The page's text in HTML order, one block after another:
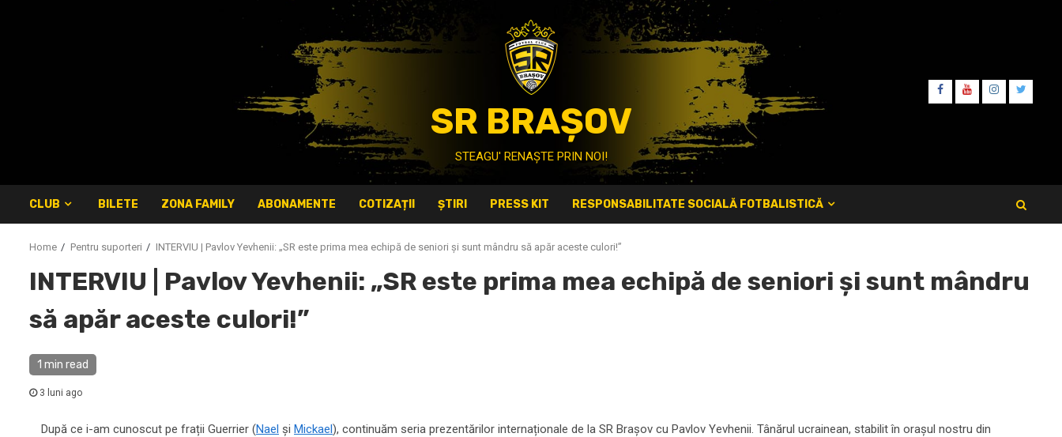
SR BRAȘOV
STEAGU' RENAȘTE PRIN NOI!
FB YT IT TW
CLUB BILETE ZONA FAMILY ABONAMENTE COTIZAȚII ȘTIRI PRESS KIT RESPONSABILITATE SOCIALĂ FOTBALISTICĂ
Home Pentru suporteri INTERVIU | Pavlov Yevhenii: „SR este prima mea echipă de seniori și sunt mândru să apăr aceste culori!”
INTERVIU | Pavlov Yevhenii: „SR este prima mea echipă de seniori și sunt mândru
să apăr aceste culori!”
1 min read
3 luni ago
După ce i-am cunoscut pe frații Guerrier (Nael și Mickael), continuăm seria prezentărilor internaționale de la SR Brașov cu Pavlov Yevhenii. Tânărul ucrainean, stabilit în orașul nostru din